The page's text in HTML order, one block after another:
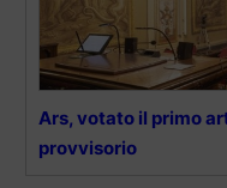
Ars, votato il primo
provvisorio